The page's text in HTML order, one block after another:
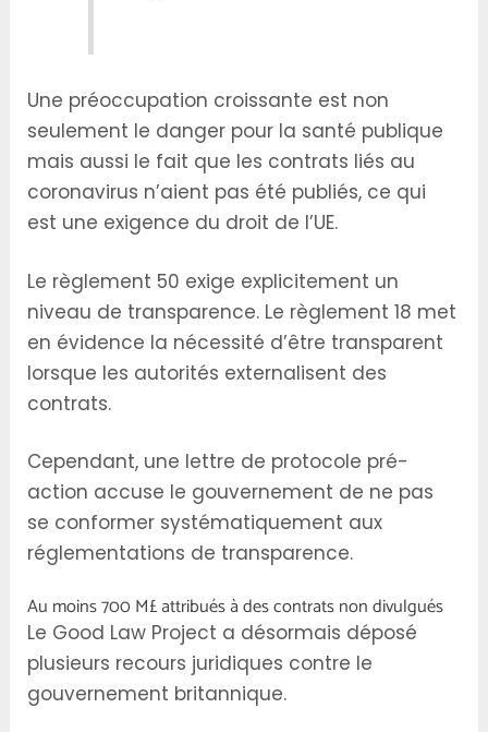
Une préoccupation croissante est non
seulement le danger pour la santé publique
mais aussi le fait que les contrats liés au
coronavirus n’aient pas été publiés, ce qui
est une exigence du droit de l’UE.
Le règlement 50 exige explicitement un
niveau de transparence. Le règlement 18 met
en évidence la nécessité d’être transparent
lorsque les autorités externalisent des
contrats.
Cependant, une lettre de protocole pré-
action accuse le gouvernement de ne pas
se conformer systématiquement aux
réglementations de transparence.
Au moins 700 M£ attribués à des contrats non divulgués
Le Good Law Project a désormais déposé
plusieurs recours juridiques contre le
gouvernement britannique.